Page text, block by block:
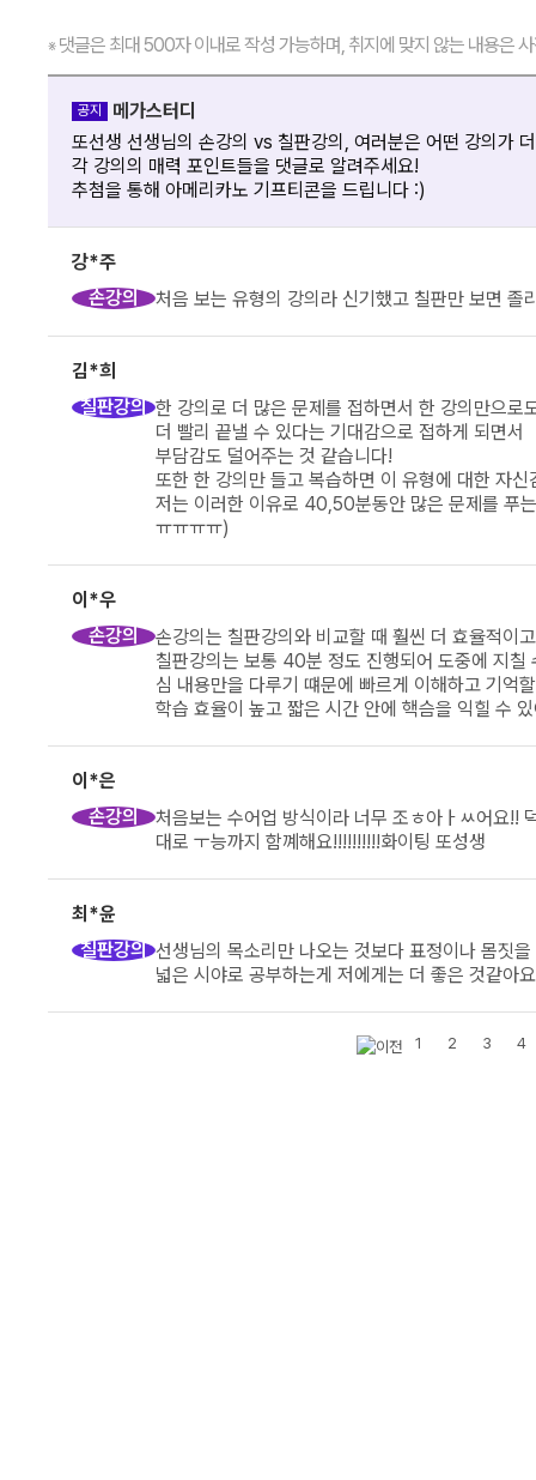
※댓글은 최대 500자 이내로 작성 가능하며, 취지에 맞지 않는 내용은
공지
메가스터디
또선생 선생님의 손강의 vs 칠판강의, 여러분은 어떤 강의가
각 강의의 매력 포인트들을 댓글로 알려주세요!
추첨을 통해 아메리카노 기프티콘을 드립니다 :)
강*주
손강의
처음 보는 유형의 강의라 신기했고 칠판만 보면 졸
김*희
칠판강의 한 강의로 더 많은 문제를 접하면서 한 강의만으
더 빨리 끝낼 수 있다는 기대감으로 접하게 되면서
부담감도 덜어주는 것 같습니다!
또한 한 강의만 들고 복습하면 이 유형에 대한 자
저는 이러한 이유로 40,50분동안 많은 문제를 푸
ㅠㅠㅠㅠ)
이*우
손강의
손강의는 칠판강의와 비교할 때 훨씬 더 효율적이
칠판강의는 보통 40분 정도 진행되어 도중에 지
심 내용만을 다루기 떄문에 빠르게 이해하고 기억
학습 효율이 높고 짧은 시간 안에 핵슴을 익힐 수
이*은
손강의
처음보는 수어업 방식이라 너무 조ㅎ아ㅏㅆ어요!!
대로 ㅜ능까지 함꼐해요!!!!!!!!!!화이팅 또성생
최*윤
칠판강의 선생님의 목소리만 나오는 것보다 표정이나 몸짓
넓은 시야로 공부하는게 저에게는 더 좋은 것같아요
1 2 3 4